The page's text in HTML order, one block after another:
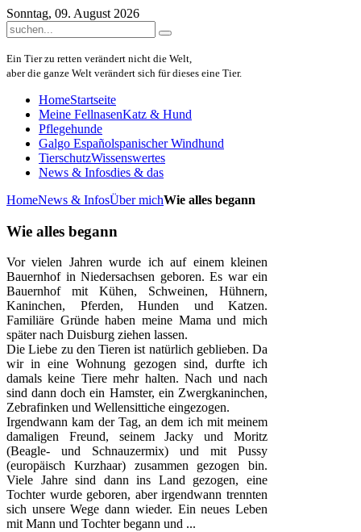
Sonntag, 09. August 2026
Ein Tier zu retten verändert nicht die Welt,
aber die ganze Welt verändert sich für dieses eine Tier.
HomeStartseite
Meine FellnasenKatz & Hund
Pflegehunde
Galgo Españolspanischer Windhund
TierschutzWissenswertes
News & Infosdies & das
HomeNews & InfosÜber michWie alles begann
Wie alles begann
Vor vielen Jahren wurde ich auf einem kleinen
Bauernhof in Niedersachsen geboren. Es war ein
Bauernhof mit Kühen, Schweinen, Hühnern,
Kaninchen, Pferden, Hunden und Katzen.
Familiäre Gründe haben meine Mama und mich
später nach Duisburg ziehen lassen.
Die Liebe zu den Tieren ist natürlich geblieben. Da
wir in eine Wohnung gezogen sind, durfte ich
damals keine Tiere mehr halten. Nach und nach
sind dann doch ein Hamster, ein Zwergkaninchen,
Zebrafinken und Wellensittiche eingezogen.
Irgendwann kam der Tag, an dem ich mit meinem
damaligen Freund, seinem Jacky und Moritz
(Beagle- und Schnauzermix) und mit Pussy
(europäisch Kurzhaar) zusammen gezogen bin.
Viele Jahre sind dann ins Land gezogen, eine
Tochter wurde geboren, aber irgendwann trennten
sich unsere Wege dann wieder. Ein neues Leben
mit Mann und Tochter begann und ...